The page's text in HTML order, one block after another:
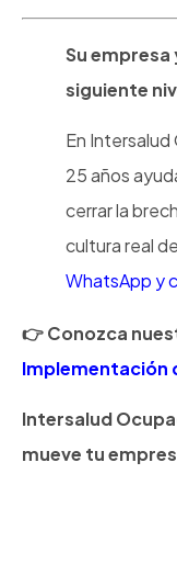
Su empresa
siguiente
En Intersalud
25 años
cerrar la
cultura real
WhatsApp y
Conozca
Implementación
Intersalud
mueve tu